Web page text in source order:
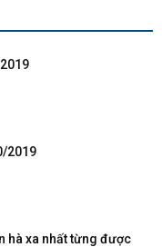
2019
hà xa nhất từng được